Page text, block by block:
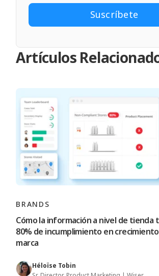
Artículos
BRANDS
Cómo la información a nivel de tienda
80% de incumplimiento en
marca
Héloïse Tobin